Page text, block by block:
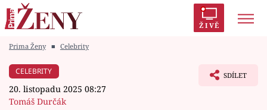
ŽIVĚ
Módní alarm
Prima Ženy ■ Celebrity
CELEBRITY
20. listopadu 2025 08:27
Tomáš Durčák
SDÍLET